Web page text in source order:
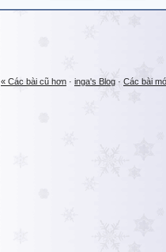
« Các bài cũ hơn · inga's Blog · Các bài